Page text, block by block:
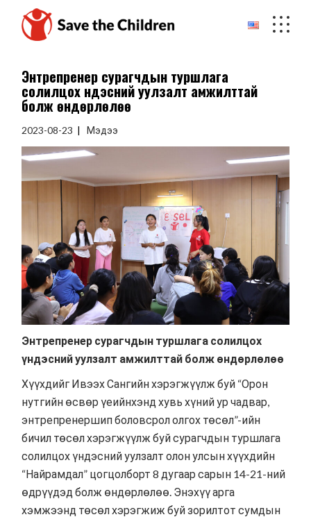
content
Энтрепренер сурагчдын туршлага
солилцох үндэсний уулзалт амжилттай
болж өндөрлөлөө
2023-08-23 Мэдээ
Энтрепренер сурагчдын туршлага солилцох
үндэсний уулзалт амжилттай болж өндөрлөлөө
Хүүхдийг Ивээх Сангийн хэрэгжүүлж буй “Орон
нутгийн өсвөр үеийнхэнд хувь хүний ур чадвар,
энтрепренершип боловсрол олгох төсөл”-ийн
бичил төсөл хэрэгжүүлж буй сурагчдын туршлага
солилцох үндэсний уулзалт олон улсын хүүхдийн
“Найрамдал” цогцолборт 8 дугаар сарын 14-21-ний
өдрүүдэд болж өндөрлөлөө. Энэхүү арга
хэмжээнд төсөл хэрэгжиж буй зорилтот сумдын